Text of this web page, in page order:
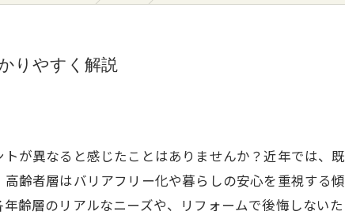
りやすく解説
が異なると感じたことはありませんか？近年では、
齢者層はバリアフリー化や暮らしの安心を重視する
齢層のリアルなニーズや、リフォームで後悔しない